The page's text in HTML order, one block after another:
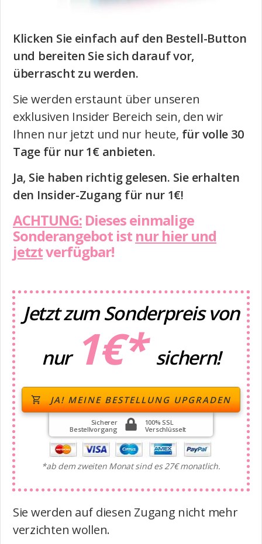
Klicken Sie einfach auf den Bestell-Button
und bereiten Sie sich darauf vor,
überrascht zu werden.
Sie werden erstaunt über unseren
exklusiven Insider Bereich sein, den wir
Ihnen nur jetzt und nur heute, für volle 30
Tage für nur 1€ anbieten.
Ja, Sie haben richtig gelesen. Sie erhalten
den Insider-Zugang für nur 1€!
ACHTUNG: Dieses einmalige
Sonderangebot ist nur hier und
jetztverfügbar!
Jetzt zum Sonderpreis von
nur 1€* sichern!
JA! MEINE BESTELLUNG UPGRADEN
Sicherer
Bestellvorgang
100% SSL
Verschlüsselt
*ab dem zweiten Monat sind es 27€ monatlich.
Sie werden auf diesen Zugang nicht mehr
verzichten wollen.